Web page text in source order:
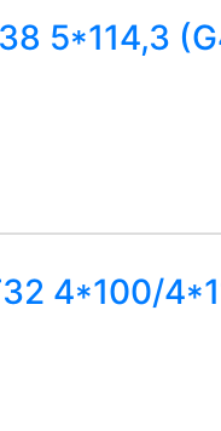
5*114,3
4*100/